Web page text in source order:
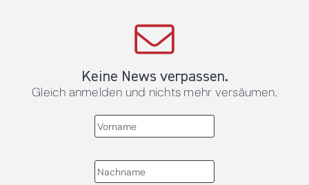
Keine News verpassen.
Gleich anmelden und nichts mehr versäumen.